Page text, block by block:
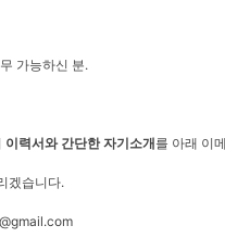
가능하신 분.
이력서와 간단한 자기소개를 아래 이
겠습니다.